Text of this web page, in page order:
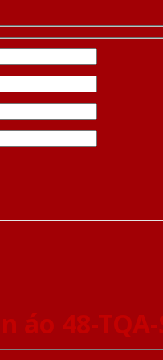
48-TQA-